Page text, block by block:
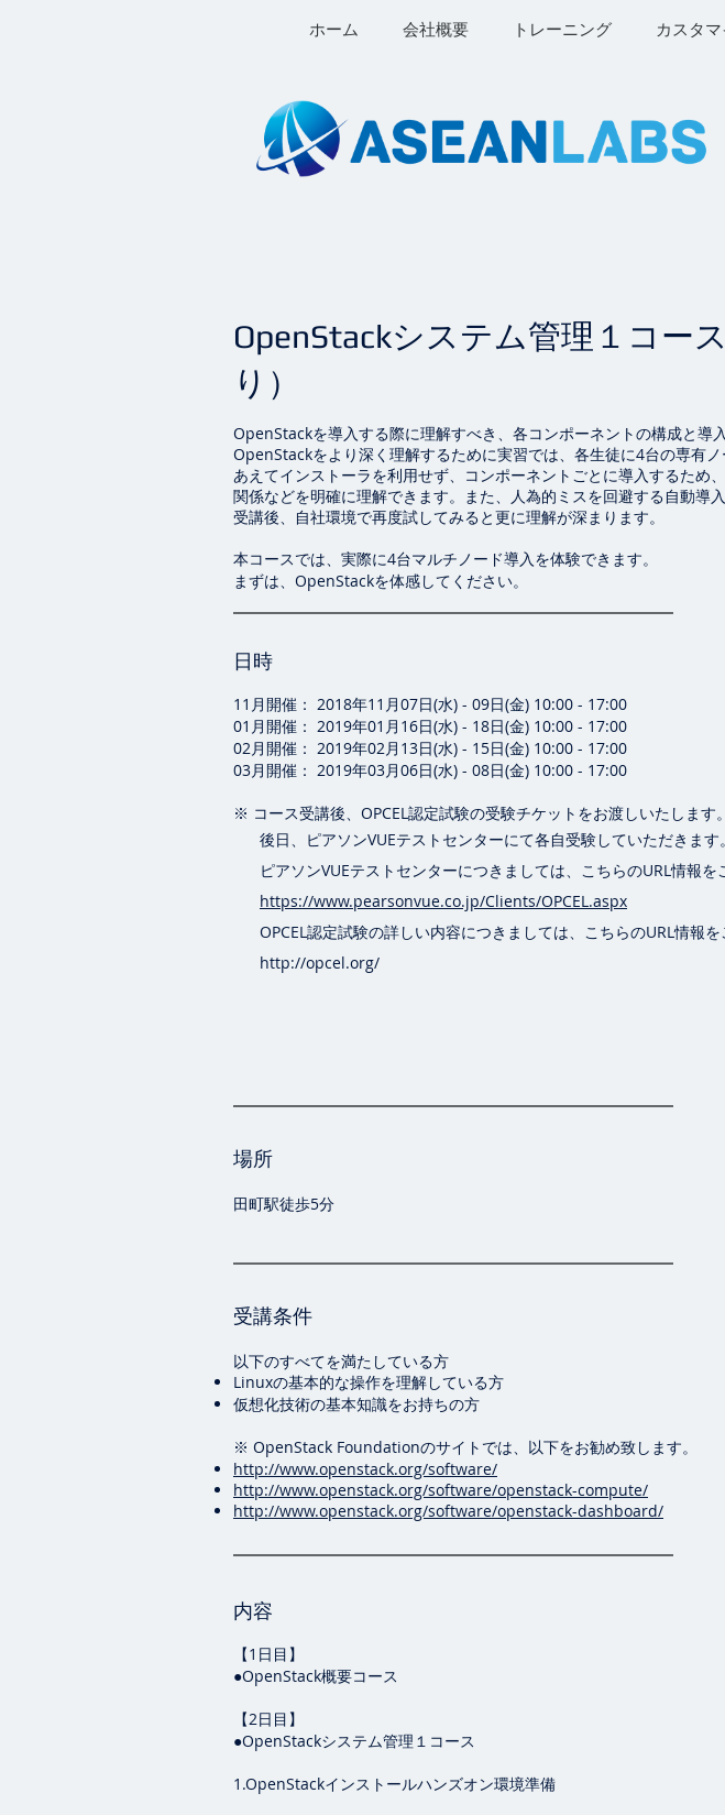
ホーム 会社概要 トレーニング カスタ
OpenStackシステム管理１コー
り）
OpenStackを導入する際に理解すべき、各コンポーネントの構成と導
OpenStackをより深く理解するために実習では、各生徒に4台の専有ノ
あえてインストーラを利用せず、コンポーネントごとに導入するため
関係などを明確に理解できます。また、人為的ミスを回避する自動導
受講後、自社環境で再度試してみると更に理解が深まります。
本コースでは、実際に4台マルチノード導入を体験できます。
まずは、OpenStackを体感してください。
日時
11月開催： 2018年11月07日(水) - 09日(金) 10:00 - 17:00
01月開催： 2019年01月16日(水) - 18日(金) 10:00 - 17:00
02月開催： 2019年02月13日(水) - 15日(金) 10:00 - 17:00
03月開催： 2019年03月06日(水) - 08日(金) 10:00 - 17:00
※ コース受講後、OPCEL認定試験の受験チケットをお渡しいたします。
後日、ピアソンVUEテストセンターにて各自受験していただきます。
ピアソンVUEテストセンターにつきましては、こちらのURL情報を
https://www.pearsonvue.co.jp/Clients/OPCEL.aspx
OPCEL認定試験の詳しい内容につきましては、こちらのURL情報を
http://opcel.org/
場所
田町駅徒歩5分
受講条件
以下のすべてを満たしている方
Linuxの基本的な操作を理解している方
仮想化技術の基本知識をお持ちの方
※ OpenStack Foundationのサイトでは、以下をお勧め致します。
http://www.openstack.org/software/
http://www.openstack.org/software/openstack-compute/
http://www.openstack.org/software/openstack-dashboard/
内容
【1日目】
●OpenStack概要コース
【2日目】
●OpenStackシステム管理１コース
1.OpenStackインストールハンズオン環境準備